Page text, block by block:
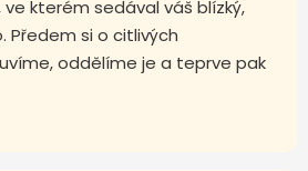
ve kterém sedával váš blízký,
Předem si o citlivých
oddělíme je a teprve pak